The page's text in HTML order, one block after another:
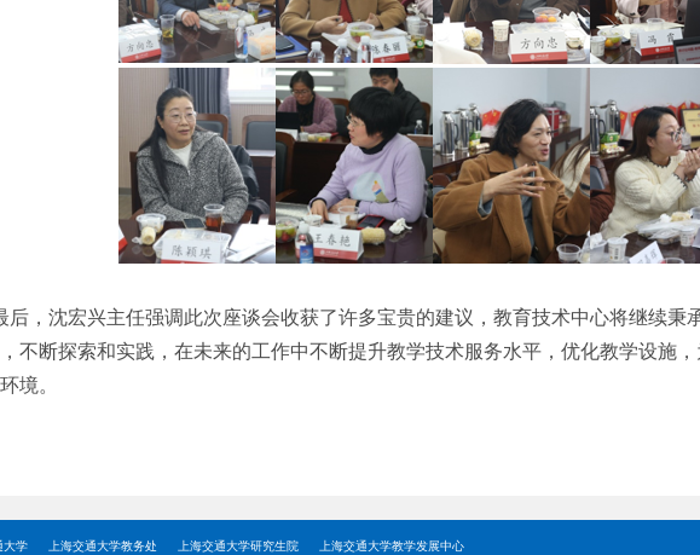
，沈宏兴主任强调此次座谈会收获了许多宝贵的建议，教育技术中心将继续秉
不断探索和实践，在未来的工作中不断提升教学技术服务水平，优化教学设施
境。
大学 上海交通大学教务处 上海交通大学研究生院 上海交通大学教学发展中心